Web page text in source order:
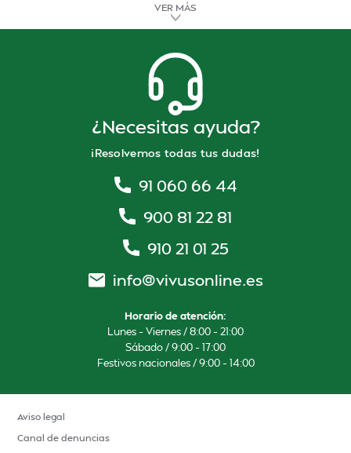
primer préstamo de hasta 300€ con una duración mínima y
días, los intereses serían de 30€, lo que equivale a una TAE del
380,60% y un TIN del 176,94%. En caso de impago, la penalización
por mora será del 0,8% diario sobre el importe impagado, con un
máximo del 100% sobre el principal del préstamo.
En siguientes contrataciones, el solicitante podrá escoger el
cliente y visualizar la TAE y el importe total a pagar. Todas las
VER MÁS
¿Necesitas ayuda?
¡Resolvemos todas tus dudas!
91 060 66 44
900 81 22 81
910 21 01 25
info@vivusonline.es
Horario de atención:
Lunes – Viernes / 8:00 – 21:00
Sábado / 9:00 – 17:00
Festivos nacionales / 9:00 – 14:00
Aviso legal
Canal de denuncias